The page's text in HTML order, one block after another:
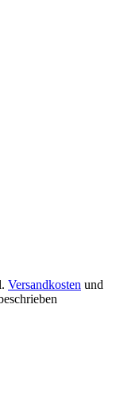
Versandkosten und